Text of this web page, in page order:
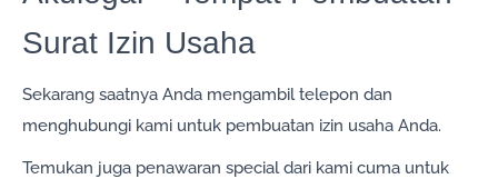
Surat Izin Usaha
Sekarang saatnya Anda mengambil telepon dan
menghubungi kami untuk pembuatan izin usaha Anda.
Temukan juga penawaran special dari kami cuma untuk